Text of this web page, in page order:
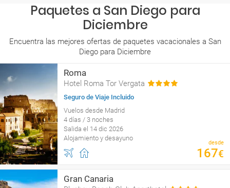
Paquetes a San Diego para
Diciembre
Encuentra las mejores ofertas de paquetes vacacionales a San
Diego para Diciembre
Roma
Hotel Roma Tor Vergata
Seguro de Viaje Incluido
Vuelos desde Madrid
4 días / 3 noches
Salida el 14 dic 2026
Alojamiento y desayuno
desde
167€
Gran Canaria